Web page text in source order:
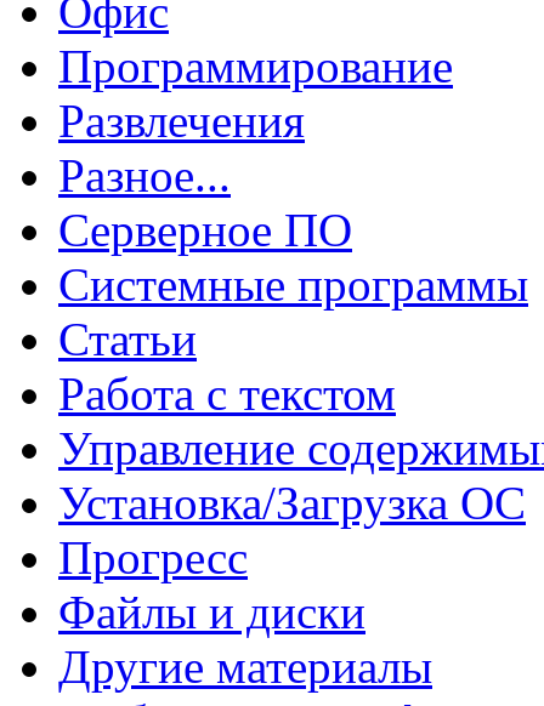
Офис
Программирование
Развлечения
Разное...
Серверное ПО
Системные программы
Статьи
Работа с текстом
Управление
Установка/Загрузка ОС
Прогресс
Файлы и диски
Другие материалы